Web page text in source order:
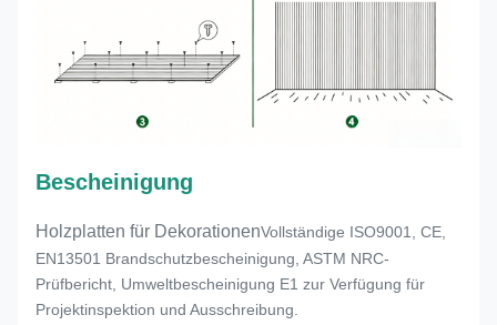
Bescheinigung
Holzplatten für DekorationenVollständige ISO9001, CE,
EN13501 Brandschutzbescheinigung, ASTM NRC-
Prüfbericht, Umweltbescheinigung E1 zur Verfügung für
Projektinspektion und Ausschreibung.